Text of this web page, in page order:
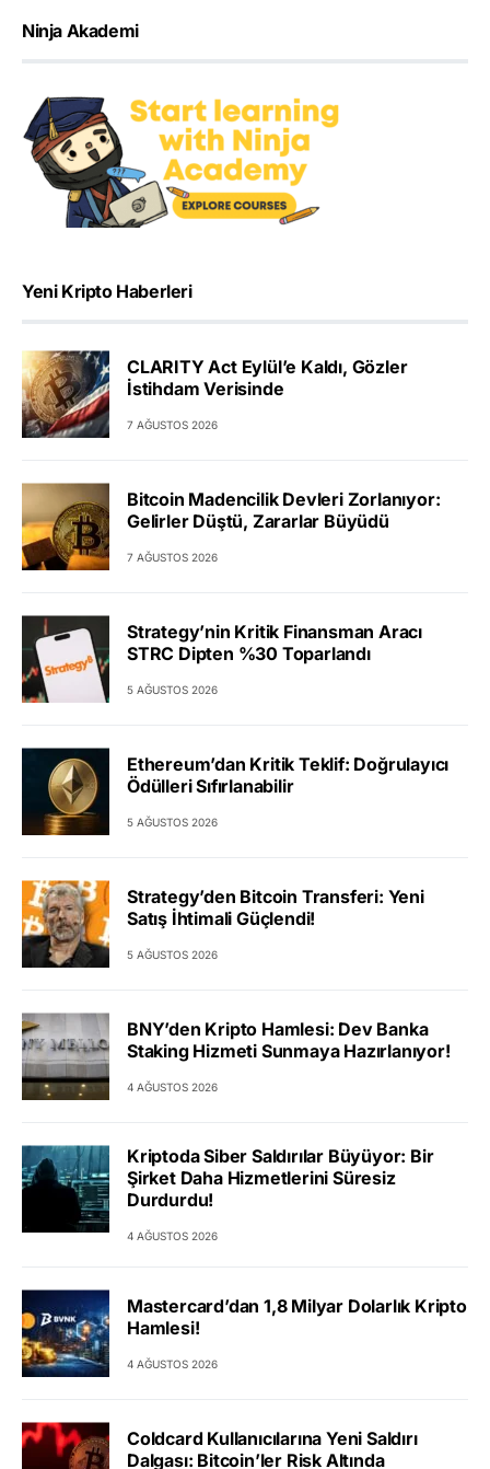
Ninja Akademi
Yeni Kripto Haberleri
CLARITY Act Eylül’e Kaldı, Gözler
İstihdam Verisinde
7 AĞUSTOS 2026
Bitcoin Madencilik Devleri Zorlanıyor:
Gelirler Düştü, Zararlar Büyüdü
7 AĞUSTOS 2026
Strategy’nin Kritik Finansman Aracı
STRC Dipten %30 Toparlandı
5 AĞUSTOS 2026
Ethereum’dan Kritik Teklif: Doğrulayıcı
Ödülleri Sıfırlanabilir
5 AĞUSTOS 2026
Strategy’den Bitcoin Transferi: Yeni
Satış İhtimali Güçlendi!
5 AĞUSTOS 2026
BNY’den Kripto Hamlesi: Dev Banka
Staking Hizmeti Sunmaya Hazırlanıyor!
4 AĞUSTOS 2026
Kriptoda Siber Saldırılar Büyüyor: Bir
Şirket Daha Hizmetlerini Süresiz
Durdurdu!
4 AĞUSTOS 2026
Mastercard’dan 1,8 Milyar Dolarlık Kripto
Hamlesi!
4 AĞUSTOS 2026
Coldcard Kullanıcılarına Yeni Saldırı
Dalgası: Bitcoin’ler Risk Altında